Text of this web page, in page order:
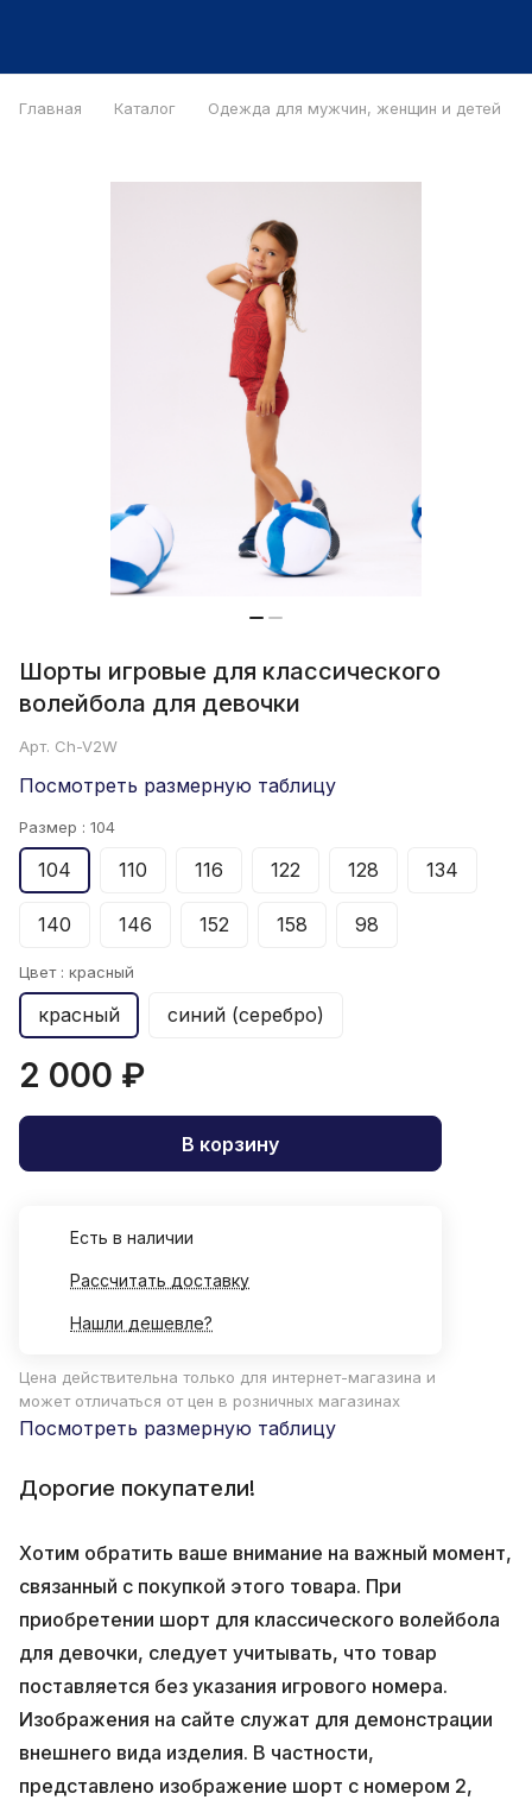
Главная Каталог Одежда для мужчин, женщин и детей
Шорты игровые для классического
волейбола для девочки
Арт. Ch-V2W
Посмотреть размерную таблицу
Размер : 104
104 110 116 122 128 134
140 146 152 158 98
Цвет : красный
красный синий (серебро)
2 000 ₽
В корзину
Есть в наличии
Рассчитать доставку
Нашли дешевле?
Цена действительна только для интернет-магазина и
может отличаться от цен в розничных магазинах
Посмотреть размерную таблицу
Дорогие покупатели!
Хотим обратить ваше внимание на важный момент,
связанный с покупкой этого товара. При
приобретении шорт для классического волейбола
для девочки, следует учитывать, что товар
поставляется без указания игрового номера.
Изображения на сайте служат для демонстрации
внешнего вида изделия. В частности,
представлено изображение шорт с номером 2,